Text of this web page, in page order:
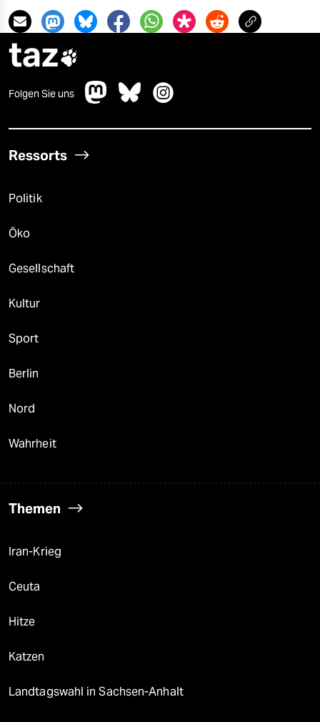
taz
Folgen Sie uns
Ressorts
Politik
Öko
Gesellschaft
Kultur
Sport
Berlin
Nord
Wahrheit
Themen
Iran-Krieg
Ceuta
Hitze
Katzen
Landtagswahl in Sachsen-Anhalt